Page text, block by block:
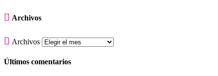
 Archivos
 Archivos
Últimos comentarios